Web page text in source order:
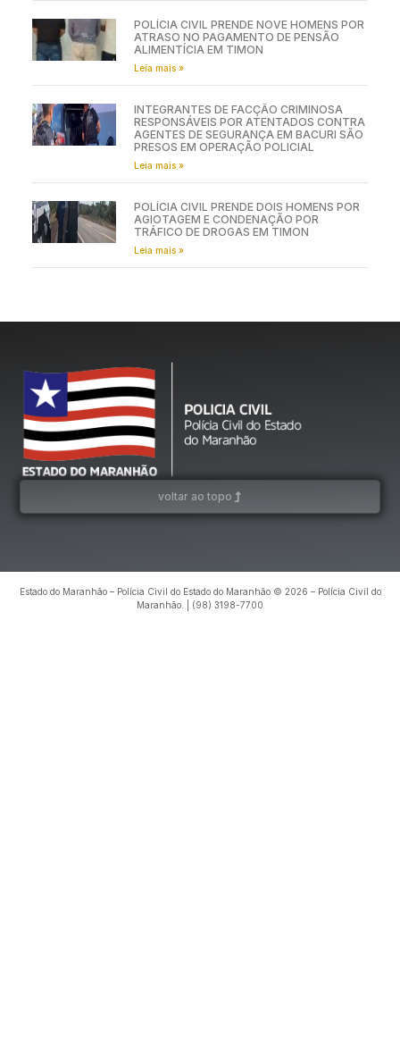
POLÍCIA CIVIL PRENDE NOVE HOMENS POR
ATRASO NO PAGAMENTO DE PENSÃO
ALIMENTÍCIA EM TIMON
Leia mais »
INTEGRANTES DE FACÇÃO CRIMINOSA
RESPONSÁVEIS POR ATENTADOS CONTRA
AGENTES DE SEGURANÇA EM BACURI SÃO
PRESOS EM OPERAÇÃO POLICIAL
Leia mais »
POLÍCIA CIVIL PRENDE DOIS HOMENS POR
AGIOTAGEM E CONDENAÇÃO POR
TRÁFICO DE DROGAS EM TIMON
Leia mais »
voltar ao topo
Estado do Maranhão – Polícia Civil do Estado do Maranhão © 2026 – Polícia Civil do
Maranhão. | (98) 3198-7700